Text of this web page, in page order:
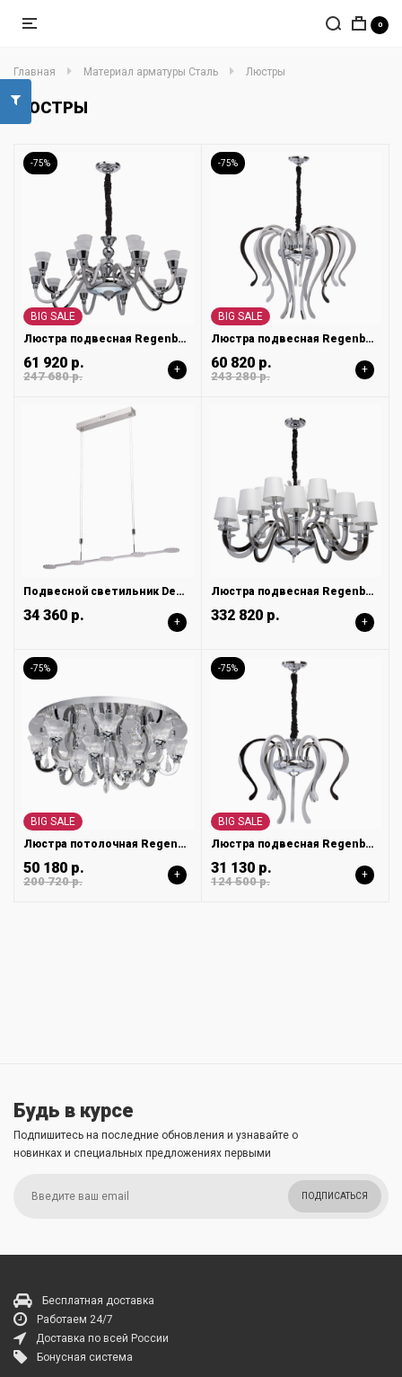
0
Главная Материал арматуры Сталь Люстры
ЛЮСТРЫ
-75%
BIG SALE
Люстра подвесная Regenbogen Ротенбург 659010615
61 920 р.
247 680 р. +
-75%
BIG SALE
Люстра подвесная Regenbogen Платлинг 661015316
60 820 р.
243 280 р. +
Подвесной светильник DeMarkt Ральф 675013005
34 360 р. +
Люстра подвесная Regenbogen Ротенбург 659011015
332 820 р. +
-75%
BIG SALE
Люстра потолочная Regenbogen Ротенбург 659011212
50 180 р.
200 720 р. +
-75%
BIG SALE
Люстра подвесная Regenbogen Платлинг 661015209
31 130 р.
124 500 р. +
Будь в курсе
Подпишитесь на последние обновления и узнавайте о
новинках и специальных предложениях первыми
ПОДПИСАТЬСЯ
Бесплатная доставка
Работаем 24/7
Доставка по всей России
Бонусная система